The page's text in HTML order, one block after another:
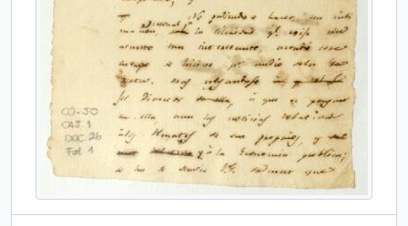
[Dossier] Renovación de contrato
[Pièce] Correspondencia
[Pièce] Concuasación de deuda
[Pièce] Oficio
[Pièce] Certificación
[Unidad de instalación] CAJA 02
[Unidad de instalación] CAJA 03
[Unidad de instalación] CAJA 04
[Collection] MISCELÁNEA
[Collection] PUBLIO ENRICO POLI VALDIVIA